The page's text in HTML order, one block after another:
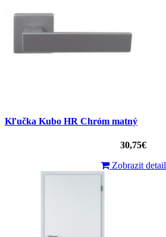
Kľučka Kubo HR Chróm matný
30,75€
Zobrazit detail